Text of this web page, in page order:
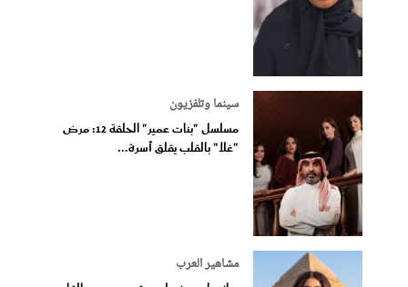
سينما وتلفزيون
مسلسل "بنات عمير" الحلقة 12: مرض
"غلا" بالقلب يقلق أسرة...
مشاهير العرب